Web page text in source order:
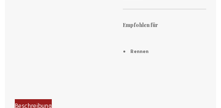
Empfohlen für
Rennen